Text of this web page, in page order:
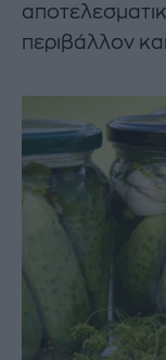
περιβάλλον